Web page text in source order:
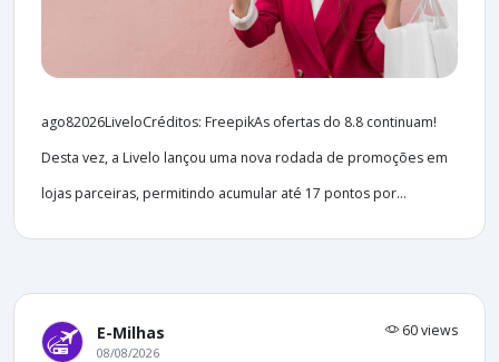
ago82026LiveloCréditos: FreepikAs ofertas do 8.8 continuam!
Desta vez, a Livelo lançou uma nova rodada de promoções em
lojas parceiras, permitindo acumular até 17 pontos por...
E-Milhas 60 views
08/08/2026